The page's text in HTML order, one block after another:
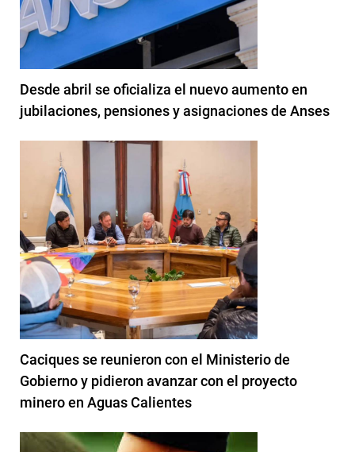
Desde abril se oficializa el nuevo aumento en
jubilaciones, pensiones y asignaciones de Anses
Caciques se reunieron con el Ministerio de
Gobierno y pidieron avanzar con el proyecto
minero en Aguas Calientes